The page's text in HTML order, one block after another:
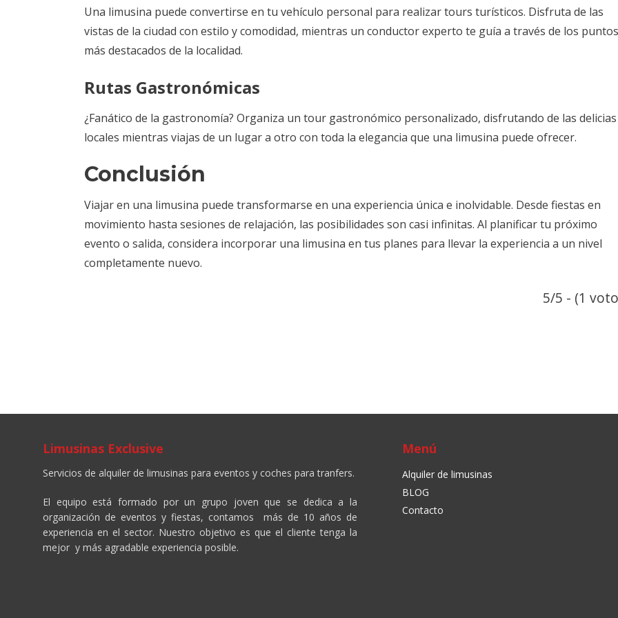
Una limusina puede convertirse en tu vehículo personal para realizar tours turísticos. Disfruta de las
vistas de la ciudad con estilo y comodidad, mientras un conductor experto te guía a través de los puntos
más destacados de la localidad.
Rutas Gastronómicas
¿Fanático de la gastronomía? Organiza un tour gastronómico personalizado, disfrutando de las delicias
locales mientras viajas de un lugar a otro con toda la elegancia que una limusina puede ofrecer.
Conclusión
Viajar en una limusina puede transformarse en una experiencia única e inolvidable. Desde fiestas en
movimiento hasta sesiones de relajación, las posibilidades son casi infinitas. Al planificar tu próximo
evento o salida, considera incorporar una limusina en tus planes para llevar la experiencia a un nivel
completamente nuevo.
5/5 - (1
Limusinas Exclusive
Servicios de alquiler de limusinas para eventos y coches para tranfers.
El equipo está formado por un grupo joven que se dedica a la
organización de eventos y fiestas, contamos más de 10 años de
experiencia en el sector. Nuestro objetivo es que el cliente tenga la
mejor y más agradable experiencia posible.
Menú
Alquiler de limusinas
BLOG
Contacto